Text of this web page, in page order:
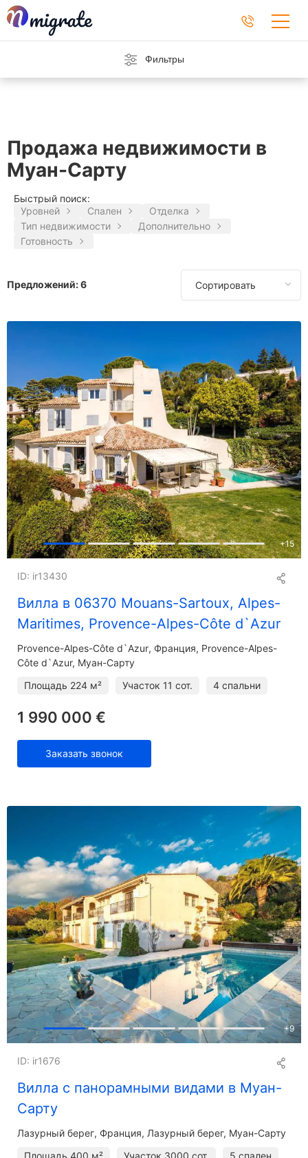
Фильтры
Продажа недвижимости в
Муан-Сарту
Быстрый поиск:
Уровней
Спален
Отделка
Тип недвижимости
Дополнительно
Готовность
Предложений:6 Сортировать
+15
Вилла в 06370 Mouans-Sartoux, Alpes-
Maritimes, Provence-Alpes-Côte d`Azur
ID: ir13430
Provence-Alpes-Côte d`Azur Франция, Provence-Alpes-
Côte d`Azur, Муан-Сарту
Площадь 224 м² Участок 11 сот. 4 спальни
1 990 000 €
Заказать звонок
+9
Вилла с панорамными видами в Муан-
Сарту
ID: ir1676
Лазурный берег Франция, Лазурный берег, Муан-Сарту
Площадь 400 м² Участок 3000 сот. 5 спален